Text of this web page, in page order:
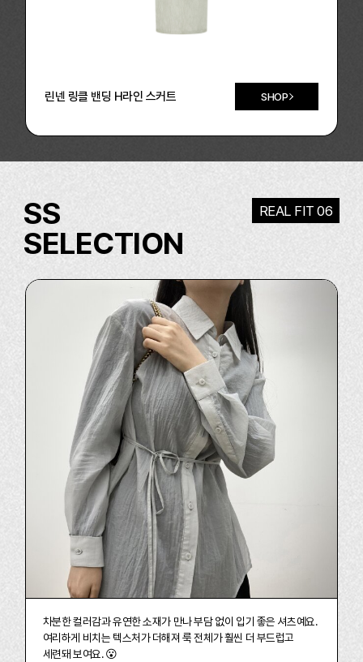
린넨 링클 밴딩 H라인 스커트 SHOP
차분한 컬러감과 유연한 소재가 만나 부담 없이 입기 좋은 셔츠예요.
여리하게 비치는 텍스처가 더해져 룩 전체가 훨씬 더 부드럽고
세련돼 보여요. 😮
SS
SELECTION
REAL FIT 06